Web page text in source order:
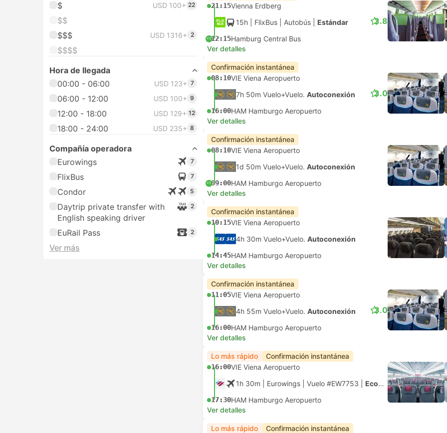
$
USD 100+ 22
$$
$$$
USD 1316+ 2
$$$$
Hora de llegada
00:00 - 06:00
USD 123+ 7
06:00 - 12:00 USD 100+ 9
12:00 - 18:00 USD 129+ 12
18:00 - 24:00 USD 235+ 8
Compañía operadora
Eurowings
7
FlixBus 7
Condor 5
Daytrip private transfer with
English speaking driver
2
EuRail Pass 2
Ver más
21:15Vienna Erdberg
15h | FlixBus Autobús Estándar
+112:15Hamburg Central Bus
3.8
Ver detalles
Confirmación instantánea
08:10VIE Viena Aeropuerto
7h 50m Vuelo+Vuelo. Autoconexión
16:00HAM Hamburgo Aeropuerto
3.0
Ver detalles
Confirmación instantánea
08:10VIE Viena Aeropuerto
1d 50m Vuelo+Vuelo. Autoconexión
+109:00HAM Hamburgo Aeropuerto
Ver detalles
Confirmación instantánea
10:15VIE Viena Aeropuerto
4h 30m Vuelo+Vuelo. Autoconexión
14:45HAM Hamburgo Aeropuerto
Ver detalles
Confirmación instantánea
11:05VIE Viena Aeropuerto
4h 55m Vuelo+Vuelo. Autoconexión
16:00HAM Hamburgo Aeropuerto
3.0
Ver detalles
Lo más rápido Confirmación instantánea
16:00VIE Viena Aeropuerto
1h 30m | Eurowings Vuelo #EW7753 Económica
17:30HAM Hamburgo Aeropuerto
Ver detalles
Lo más rápido Confirmación instantánea